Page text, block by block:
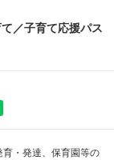
／子育て応援パス
・発達、保育園等の